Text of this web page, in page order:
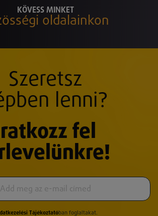
KÖVESS MINKET
oldalainkon
Szeretsz
lenni?
Iratkozz fel
Tájékoztatóban foglaltakat.